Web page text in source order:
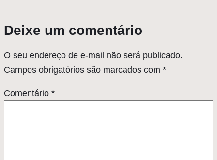
Deixe um comentário
O seu endereço de e-mail não será publicado.
Campos obrigatórios são marcados com *
Comentário *